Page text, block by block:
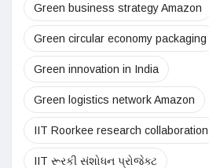
Green business strategy Amazon
Green circular economy packaging
Green innovation in India
Green logistics network Amazon
IIT Roorkee research collaboration
IIT રૂરકી સંશોધન પ્રોજેક્ટ